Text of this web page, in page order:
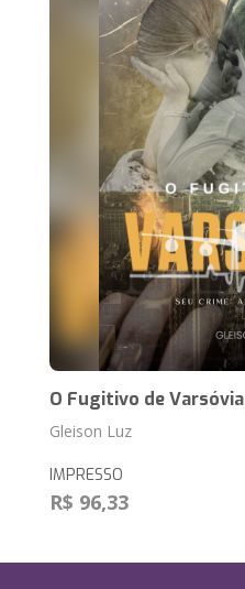
O Fugitivo de Varsóvia
Gleison Luz
IMPRESSO
R$ 96,33